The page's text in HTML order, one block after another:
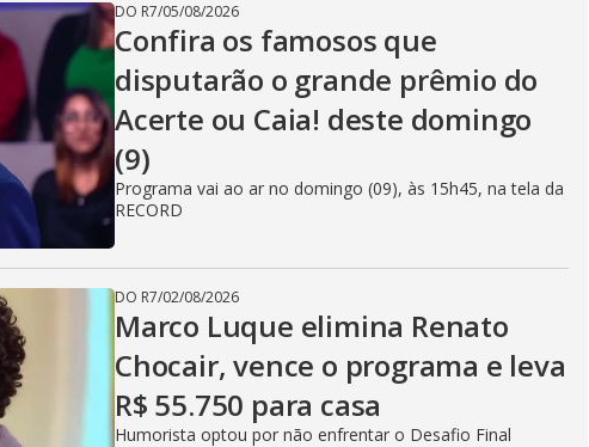
DO R7/05/08/2026
Confira os famosos que
disputarão o grande prêmio do
Acerte ou Caia! deste domingo
(9)
Programa vai ao ar no domingo (09), às 15h45, na tela da
RECORD
DO R7/02/08/2026
Marco Luque elimina Renato
Chocair, vence o programa e leva
R$ 55.750 para casa
Humorista optou por não enfrentar o Desafio Final